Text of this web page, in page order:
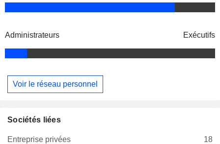
Administrateurs Exécutifs
Voir le réseau personnel
Sociétés liées
Entreprise privées
18